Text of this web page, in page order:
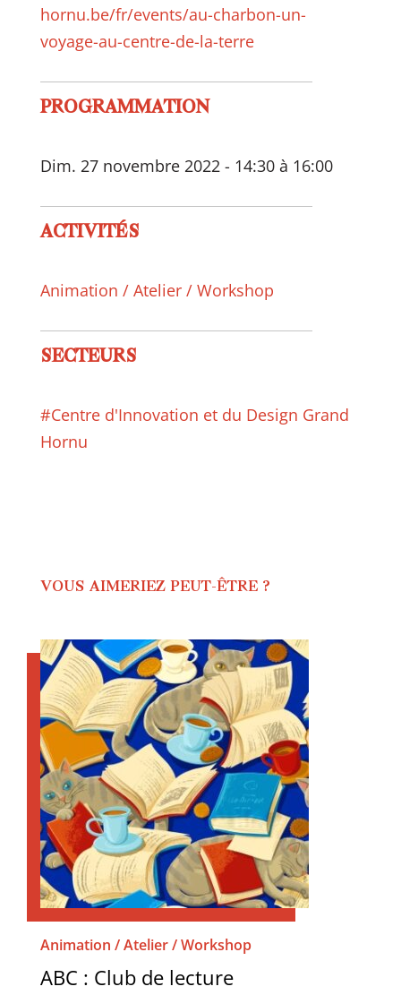
hornu.be/fr/events/au-charbon-un-
voyage-au-centre-de-la-terre
PROGRAMMATION
Dim. 27 novembre 2022 - 14:30 à 16:00
ACTIVITÉS
Animation / Atelier / Workshop
SECTEURS
#Centre d'Innovation et du Design Grand
Hornu
VOUS AIMERIEZ PEUT-ÊTRE ?
Animation / Atelier / Workshop
ABC : Club de lecture